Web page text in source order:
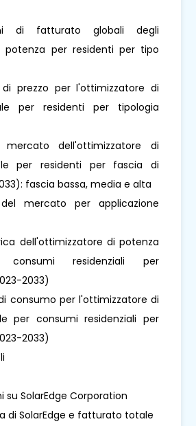
di fatturato globali degli
potenza per residenti per tipo
di prezzo per l'ottimizzatore di
per residenti per tipologia
dell'ottimizzatore di
per residenti per fascia di
fascia bassa, media e alta
mercato per applicazione
dell'ottimizzatore di potenza
residenziali per
2033)
consumo per l'ottimizzatore di
per consumi residenziali per
2033)
su SolarEdge Corporation
di SolarEdge e fatturato totale